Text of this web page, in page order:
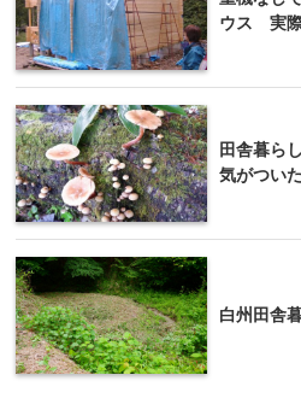
ウス 実際
田舎暮ら
気がつい
白州田舎